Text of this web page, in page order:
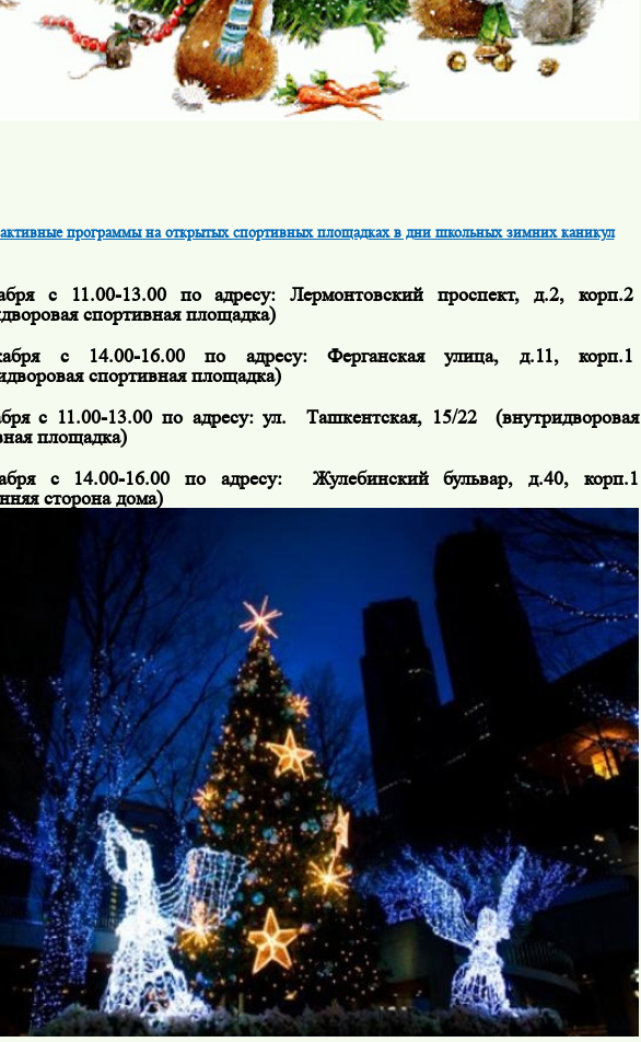
программы на открытых спортивных площадках в дни школьных зимних каникул
с 11.00-13.00 по адресу:Лермонтовский проспект, д.2, корп.2
спортивная площадка)
с 14.00-16.00 по адресу: Ферганская улица, д.11, корп.1
спортивная площадка)
с 11.00-13.00 по адресу: ул.
Ташкентская, 15/22
(внутридворовая
площадка)
с 14.00-16.00 по адресу:
Жулебинский бульвар, д.40, корп.1
сторона дома)